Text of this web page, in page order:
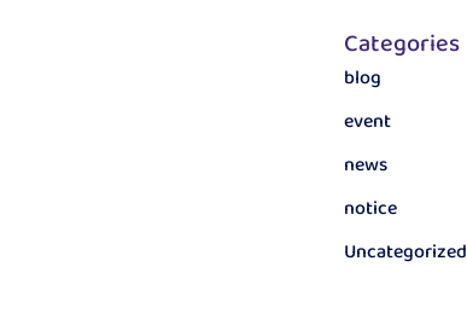
Categories
blog
event
news
notice
Uncategorized